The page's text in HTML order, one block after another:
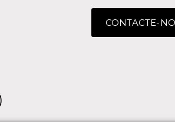
CONTACTE-